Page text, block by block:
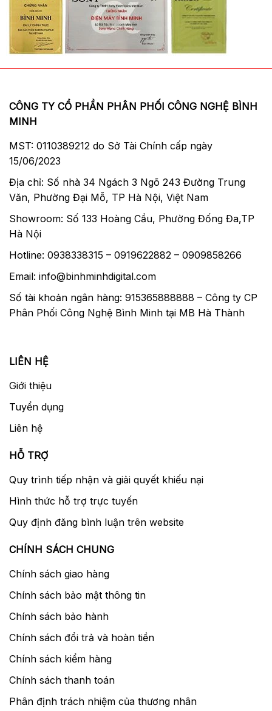
CÔNG TY CỔ PHẦN PHÂN PHỐI CÔNG NGHỆ BÌNH
MINH
MST: 0110389212 do Sở Tài Chính cấp ngày
15/06/2023
Địa chỉ: Số nhà 34 Ngách 3 Ngõ 243 Đường Trung
Văn, Phường Đại Mỗ, TP Hà Nội, Việt Nam
Showroom: Số 133 Hoàng Cầu, Phường Đống Đa,TP
Hà Nội
Hotline: 0938338315 – 0919622882 – 0909858266
Email: info@binhminhdigital.com
Số tài khoản ngân hàng: 915365888888 – Công ty CP
Phân Phối Công Nghệ Bình Minh tại MB Hà Thành
LIÊN HỆ
Giới thiệu
Tuyển dụng
Liên hệ
HỖ TRỢ
Quy trình tiếp nhận và giải quyết khiếu nại
Hình thức hỗ trợ trực tuyến
Quy định đăng bình luận trên website
CHÍNH SÁCH CHUNG
Chính sách giao hàng
Chính sách bảo mật thông tin
Chính sách bảo hành
Chính sách đổi trả và hoàn tiền
Chính sách kiểm hàng
Chính sách thanh toán
Phân định trách nhiệm của thương nhân